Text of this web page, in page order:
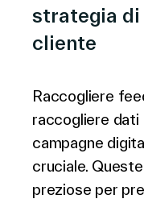
strategia
cliente
Raccogliere
raccogliere dati
campagne
cruciale.
preziose per